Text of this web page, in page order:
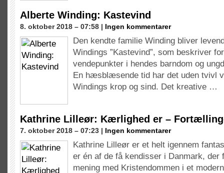
Alberte Winding: Kastevind
8. oktober 2018 – 07:58 | Ingen kommentarer
Den kendte familie Winding bliver
Windings ”Kastevind”, som beskriver
vendepunkter i hendes barndom og
En hæsblæsende tid har det uden tvivl
Windings krop og sind. Det kreative …
Kathrine Lilleør: Kærlighed er –
7. oktober 2018 – 07:23 | Ingen kommentarer
Kathrine Lilleør er et helt igennem
er én af de få kendisser i Danmark, der
mening med Kristendommen i et